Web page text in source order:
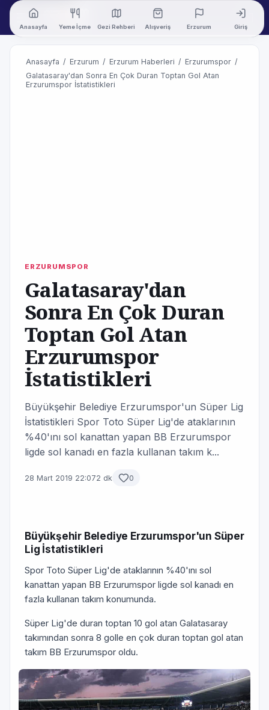
Anasayfa Yeme İçme Gezi Rehberi Alışveriş Erzurum Giriş
Anasayfa / Erzurum / Erzurum Haberleri / Erzurumspor /
Galatasaray'dan Sonra En Çok Duran Toptan Gol Atan
Erzurumspor İstatistikleri
ERZURUMSPOR
Galatasaray'dan
Sonra En Çok Duran
Toptan Gol Atan
Erzurumspor
İstatistikleri
Büyükşehir Belediye Erzurumspor'un Süper Lig
İstatistikleri Spor Toto Süper Lig'de ataklarının
%40'ını sol kanattan yapan BB Erzurumspor
ligde sol kanadı en fazla kullanan takım k...
28 Mart 2019 22:072 dk 0
Büyükşehir Belediye Erzurumspor'un Süper
Lig İstatistikleri
Spor Toto Süper Lig'de ataklarının %40'ını sol
kanattan yapan BB Erzurumspor ligde sol kanadı en
fazla kullanan takım konumunda.
Süper Lig'de duran toptan 10 gol atan Galatasaray
takımından sonra 8 golle en çok duran toptan gol atan
takım BB Erzurumspor oldu.